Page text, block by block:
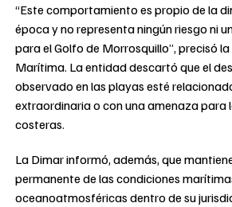
“Este comportamiento es propio de la
época y no representa ningún riesgo ni
para el Golfo de Morrosquillo”, precisó
Marítima. La entidad descartó que el
observado en las playas esté
extraordinaria o con una amenaza para
costeras.
La Dimar informó, además, que
permanente de las condiciones
oceanoatmosféricas dentro de su